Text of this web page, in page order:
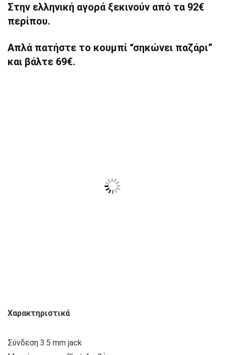
Στην ελληνική αγορά ξεκινούν από τα 92€
περίπου.
Απλά πατήστε το κουμπί “σηκώνει παζάρι”
και βάλτε 69€.
Χαρακτηριστικά
Σύνδεση 3.5 mm jack